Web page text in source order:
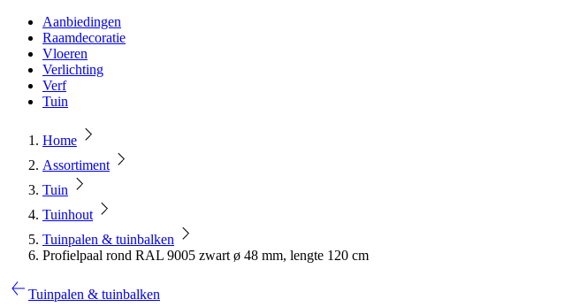
Aanbiedingen
Raamdecoratie
Vloeren
Verlichting
Verf
Tuin
Home
Assortiment
Tuin
Tuinhout
Tuinpalen & tuinbalken
Profielpaal rond RAL 9005 zwart ø 48 mm, lengte 120 cm
Tuinpalen & tuinbalken